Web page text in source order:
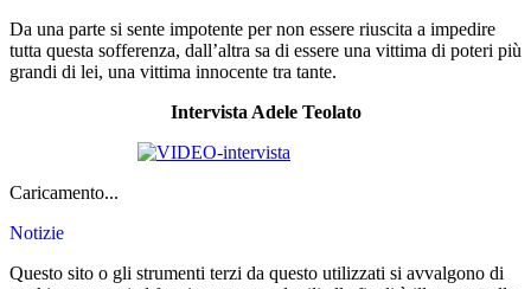
Da una parte si sente impotente per non essere riuscita a impedire
tutta questa sofferenza, dall’altra sa di essere una vittima di poteri più
grandi di lei, una vittima innocente tra tante.
Intervista Adele Teolato
Caricamento...
Notizie
Questo sito o gli strumenti terzi da questo utilizzati si avvalgono di